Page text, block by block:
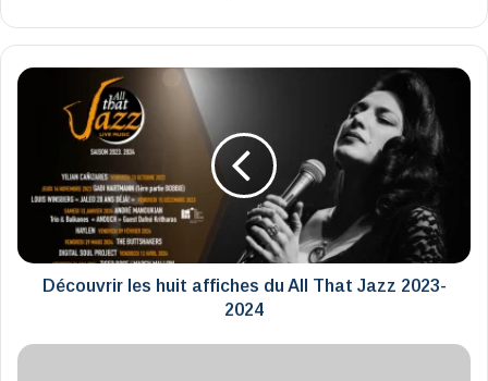
Découvrir
All
That
2023-
2024Découvrir les huit affiches du All That Jazz 2023-
2024
La